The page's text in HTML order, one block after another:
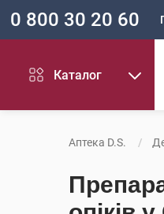
0 800 30 20 60
Каталог
Аптека D.S.